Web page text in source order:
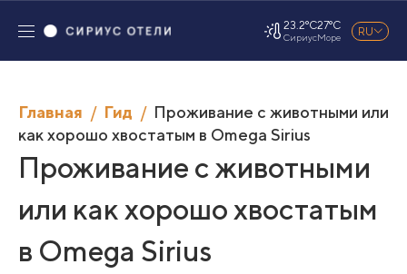
23.2°C
Сириус
27°C
Море RU
Главная Гид
Проживание с животными или
как хорошо хвостатым в Omega Sirius
Проживание с животными
или как хорошо хвостатым
в Omega Sirius